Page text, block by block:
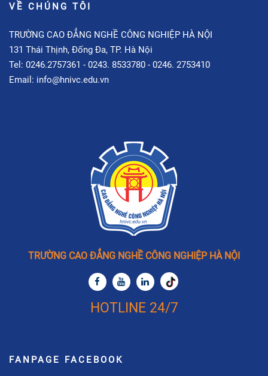
VỀ CHÚNG TÔI
TRƯỜNG CAO ĐẲNG NGHỀ CÔNG NGHIỆP HÀ NỘI
131 Thái Thịnh, Đống Đa, TP. Hà Nội
Tel: 0246.2757361 - 0243. 8533780 - 0246. 2753410
Email: info@hnivc.edu.vn
TRƯỜNG CAO ĐẲNG NGHỀ CÔNG NGHIỆP HÀ NỘI
HOTLINE 24/7
FANPAGE FACEBOOK